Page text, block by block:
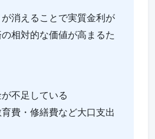
消えることで実質金利が
の相対的な価値が高まるた
不足している
費・修繕費など大口支出